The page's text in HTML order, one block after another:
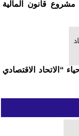
قانون المالية
“الاتحاد الاقتصادي